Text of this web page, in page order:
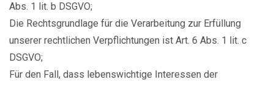
Abs. 1 lit. b DSGVO;
Die Rechtsgrundlage für die Verarbeitung zur Erfüllung
unserer rechtlichen Verpflichtungen ist Art. 6 Abs. 1 lit. c
DSGVO;
Für den Fall, dass lebenswichtige Interessen der